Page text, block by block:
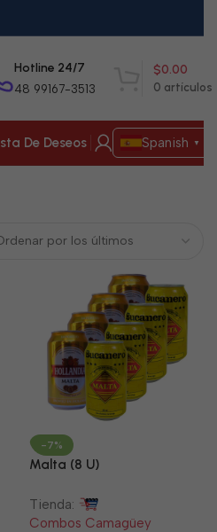
Hotline 24/7
48 99167-3513 0 artículos
$0.00
De Deseos Spanish ▼
-7%
Malta (8 U)
Tienda:
Combos Camagüey